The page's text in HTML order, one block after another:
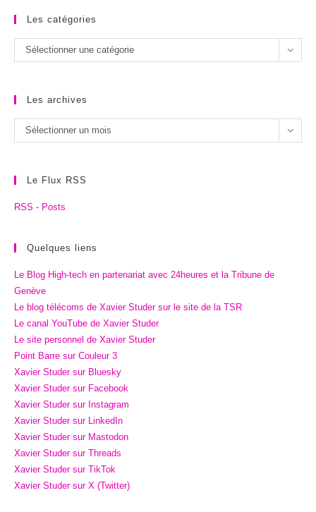
Les catégories
Les
catégories
Sélectionner une catégorie
Les archives
Les
archives
Sélectionner un mois
Le Flux RSS
RSS - Posts
Quelques liens
Le Blog High-tech en partenariat avec 24heures et la Tribune de
Genève
Le blog télécoms de Xavier Studer sur le site de la TSR
Le canal YouTube de Xavier Studer
Le site personnel de Xavier Studer
Point Barre sur Couleur 3
Xavier Studer sur Bluesky
Xavier Studer sur Facebook
Xavier Studer sur Instagram
Xavier Studer sur LinkedIn
Xavier Studer sur Mastodon
Xavier Studer sur Threads
Xavier Studer sur TikTok
Xavier Studer sur X (Twitter)